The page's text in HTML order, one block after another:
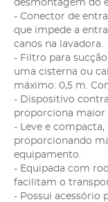
desmontagem do
- Conector de
que impede a
canos na lavadora.
- Filtro para
uma cisterna ou
máximo: 0,5 m.
- Dispositivo
proporciona maior
- Leve e
proporcionando
equipamento.
- Equipada com
facilitam o
- Possui acessório